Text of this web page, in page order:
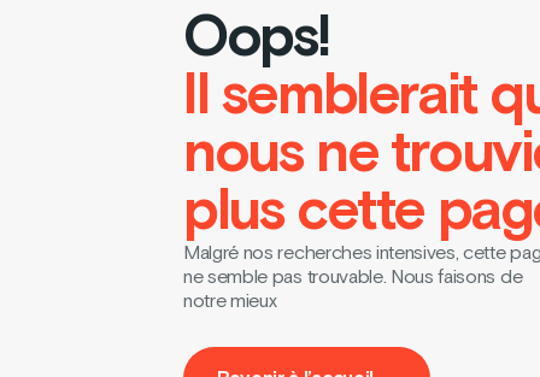
Oops!
Il semblerait
nous ne
plus cette
Malgré nos recherches intensives, cette
ne semble pas trouvable. Nous faisons de
notre mieux